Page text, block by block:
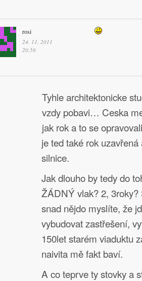
rosi
24. 11. 2011
20.58
Tyhle architektonicke
vzdy pobavi… Ceska
jak rok a to se
je ted také rok
silnice.
Jak dlouho by tedy do
ŽÁDNÝ vlak? 2,
snad nějdo myslíte, že
vybudovat zastřešení,
150let starém viaduktu
naivita mě fakt baví.
A co teprve ty stovky a